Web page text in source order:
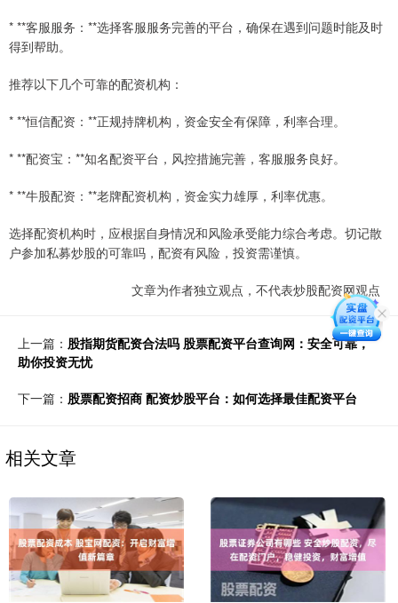
* **客服服务：**选择客服服务完善的平台，确保在遇到问题时能及时
得到帮助。
推荐以下几个可靠的配资机构：
* **恒信配资：**正规持牌机构，资金安全有保障，利率合理。
* **配资宝：**知名配资平台，风控措施完善，客服服务良好。
* **牛股配资：**老牌配资机构，资金实力雄厚，利率优惠。
选择配资机构时，应根据自身情况和风险承受能力综合考虑。切记散
户参加私募炒股的可靠吗，配资有风险，投资需谨慎。
文章为作者独立观点，不代表炒股配资网观点
上一篇： 股指期货配资合法吗 股票配资平台查询网：安全可靠，
助你投资无忧
下一篇： 股票配资招商 配资炒股平台：如何选择最佳配资平台
相关文章